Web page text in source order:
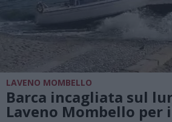
LAVENO MOMBELLO
Barca incagliata sul
Laveno Mombello